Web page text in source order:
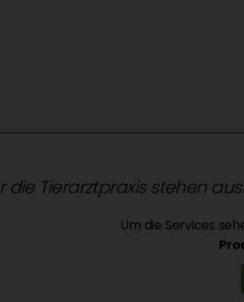
die Tierarztpraxis stehen
Um die Services